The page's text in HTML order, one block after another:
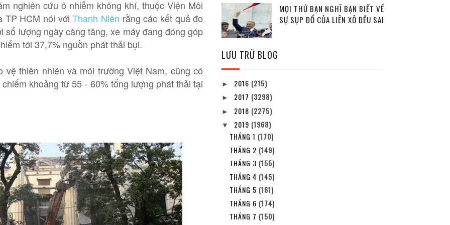
nghiên cứu ô nhiễm không khí, thuộc Viện Môi
TP HCM nói vớiThanh Niên rằng các kết quả đo
số lượng ngày càng tăng, xe máy đang đóng góp
tới 37,7% nguồn phát thải bụi.
thiên nhiên và môi trường Việt Nam, cũng có
khoảng từ 55 - 60% tổng lượng phát thải tại
MỌI THỨ BẠN NGHĨ BẠN BIẾT VỀ
SỰ SỤP ĐỔ CỦA LIÊN XÔ ĐỀU SAI
LƯU TRỮ BLOG
► 2016 (215)
► 2017 (3298)
► 2018 (2275)
▼ 2019 (1968)
THÁNG 1 (170)
THÁNG 2 (149)
THÁNG 3 (155)
THÁNG 4 (145)
THÁNG 5 (161)
THÁNG 6 (174)
THÁNG 7 (150)